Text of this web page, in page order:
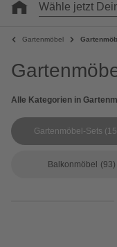
Wähle jetzt
Gartenmöbel
Alle Kategorien in
Gartenmöbel-Sets
Balkonmöbel (93)